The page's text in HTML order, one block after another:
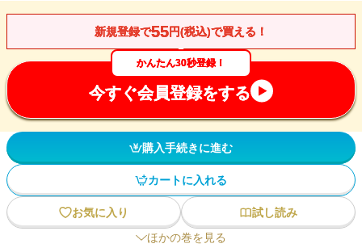
新規登録で55円(税込)で買える！
かんたん30秒登録！
今すぐ会員登録をする
購入手続きに進む
カートに入れる
お気に入り
試し読み
ほかの巻を見る